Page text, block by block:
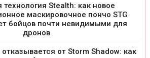
технология Stealth: как новое
маскировочное пончо STG
бойцов почти невидимыми для
дронов
от Storm Shadow: как